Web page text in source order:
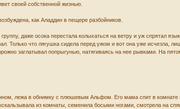
своей собственной жизнью.
как Аладдин в пещере разбойников.
даже осока перестала колыхаться на ветру и уж спрятал
Только что лягушка сидела перед ужом и вот она уже исчезла,
заглатывал попрыгунью, натягиваясь на нее рывками. На
лежа в обнимку с плюшевым Альфом. Его мама спит в комнате
из комнаты, семенила босыми ногами, смотрела на